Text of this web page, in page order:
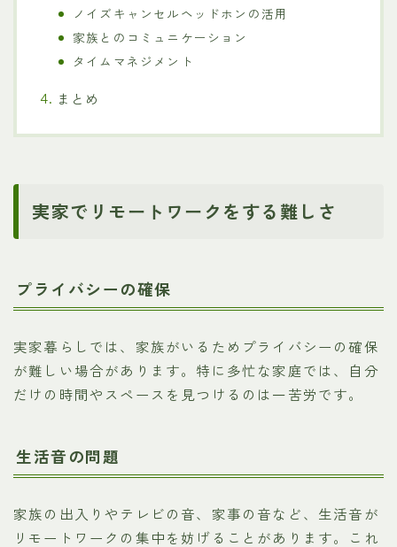
ノイズキャンセルヘッドホンの活用
家族とのコミュニケーション
タイムマネジメント
まとめ
実家でリモートワークをする難しさ
プライバシーの確保
実家暮らしでは、家族がいるためプライバシーの確保
が難しい場合があります。特に多忙な家庭では、自分
だけの時間やスペースを見つけるのは一苦労です。
生活音の問題
家族の出入りやテレビの音、家事の音など、生活音が
リモートワークの集中を妨げることがあります。これ